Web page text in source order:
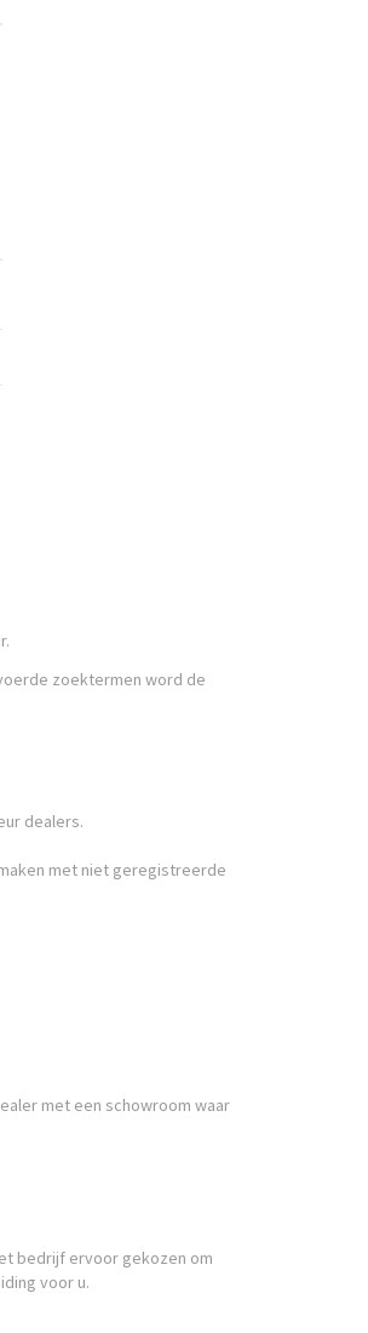
zoektermen word de
dealers.
met niet geregistreerde
met een schowroom waar
bedrijf ervoor gekozen om
voor u.